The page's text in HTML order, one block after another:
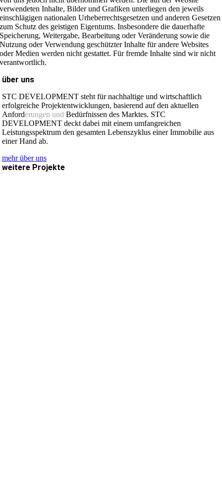
verwendeten Inhalte, Bilder und Grafiken unterliegen den jeweils
einschlägigen nationalen Urheberrechtsgesetzen und anderen Gesetzen
zum Schutz des geistigen Eigentums. Insbesondere die dauerhafte
Speicherung, Weitergabe, Bearbeitung oder Veränderung sowie die
Nutzung oder Verwendung geschützter Inhalte für andere Websites
oder Medien werden nicht gestattet. Für fremde Inhalte sind wir nicht
verantwortlich.
über uns
STC DEVELOPMENT steht für nachhaltige und wirtschaftlich
erfolgreiche Projektentwicklungen, basierend auf den aktuellen
Anforderungen und Bedürfnissen des Marktes. STC
DEVELOPMENT deckt dabei mit einem umfangreichen
Leistungsspektrum den gesamten Lebenszyklus einer Immobilie aus
einer Hand ab.
mehr über uns
weitere Projekte